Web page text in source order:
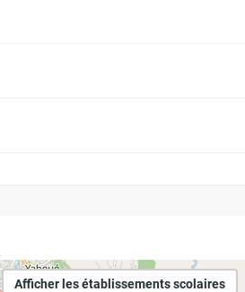
Afficher les établissements scolaires